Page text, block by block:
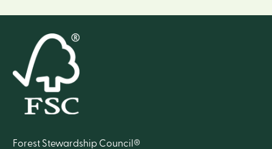
Forest Stewardship Council®